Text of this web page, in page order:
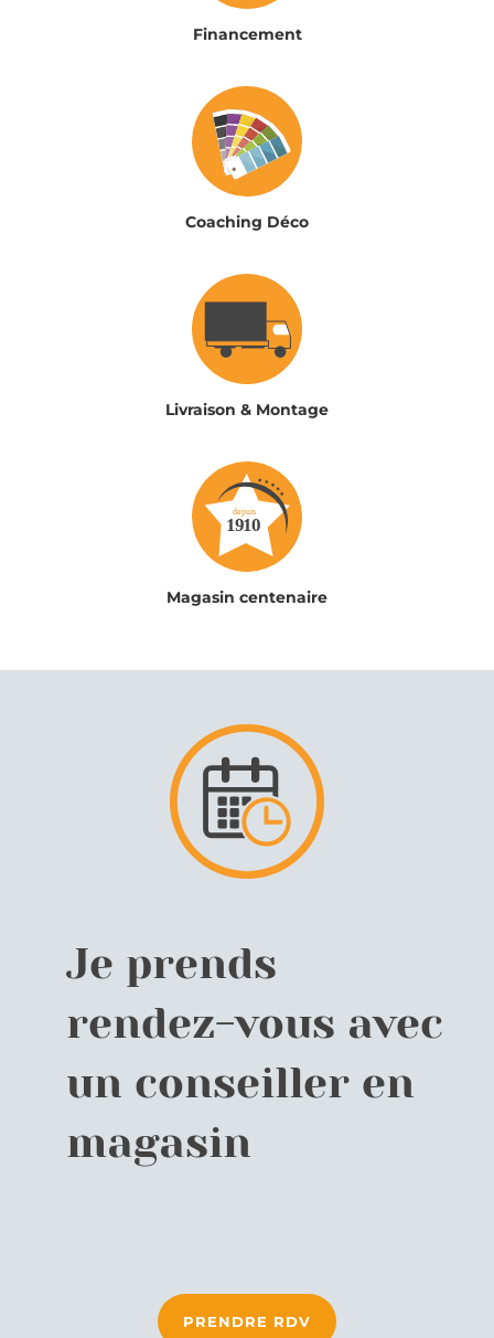
Financement
Coaching Déco
Livraison & Montage
Magasin centenaire
Je prends
rendez-vous avec
un conseiller en
magasin
PRENDRE RDV